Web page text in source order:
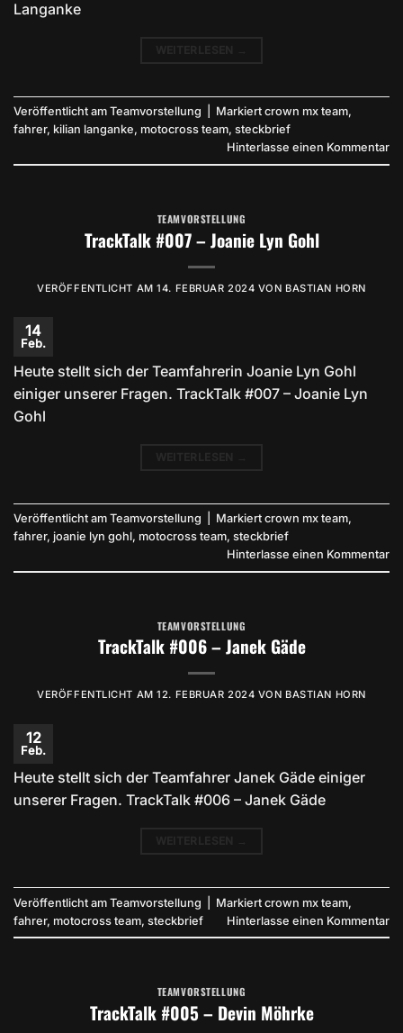
Langanke
Veröffentlicht am Teamvorstellung Markiert crown mx team,
fahrer, kilian langanke, motocross team, steckbrief
Hinterlasse einen Kommentar
TEAMVORSTELLUNG
TrackTalk #007 – Joanie Lyn Gohl
VERÖFFENTLICHT AM14. FEBRUAR 2024 VON BASTIAN HORN
14
Feb.
Heute stellt sich der Teamfahrerin Joanie Lyn Gohl
einiger unserer Fragen. TrackTalk #007 – Joanie Lyn
Gohl
Veröffentlicht am Teamvorstellung Markiert crown mx team,
fahrer, joanie lyn gohl, motocross team, steckbrief
Hinterlasse einen Kommentar
TEAMVORSTELLUNG
TrackTalk #006 – Janek Gäde
VERÖFFENTLICHT AM12. FEBRUAR 2024 VON BASTIAN HORN
12
Feb.
Heute stellt sich der Teamfahrer Janek Gäde einiger
unserer Fragen. TrackTalk #006 – Janek Gäde
Veröffentlicht am Teamvorstellung Markiert crown mx team,
fahrer, motocross team, steckbrief Hinterlasse einen Kommentar
TEAMVORSTELLUNG
TrackTalk #005 – Devin Möhrke